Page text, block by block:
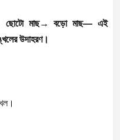
ছোটো মাছ→ বড়ো মাছ— এই
উদাহরণ।